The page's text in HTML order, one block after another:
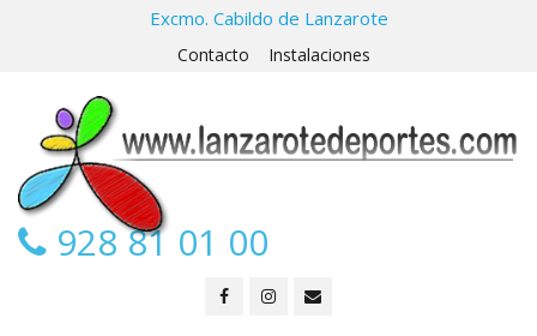
Excmo. Cabildo de Lanzarote
Contacto Instalaciones
928 81 01 00